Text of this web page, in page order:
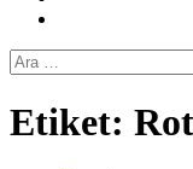
Arama:
Etiket: